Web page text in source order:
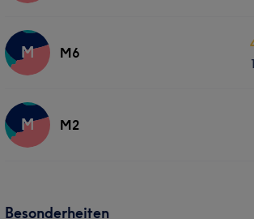
M M6
M M2
Besonderheiten